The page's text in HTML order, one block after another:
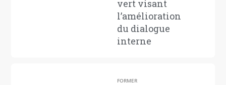
vert visant
l’amélioration
du dialogue
interne
FORMER